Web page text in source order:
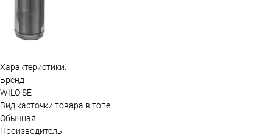
Характеристики:
Бренд
WILO SE
Вид карточки товара в топе
Обычная
Производитель